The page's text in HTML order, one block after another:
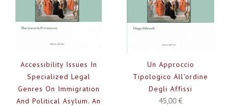
Accessibility Issues In
Specialized Legal
Genres On Immigration
And Political Asylum. An
Un Approccio
Tipologico All'ordine
Degli Affissi
45,00 €